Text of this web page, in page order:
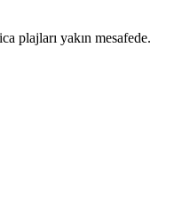
plajları yakın mesafede.